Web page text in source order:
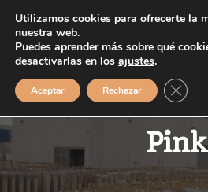
contenido
Pink
Utilizamos cookies para ofrecerte la
nuestra web.
Puedes aprender más sobre qué
desactivarlas en los ajustes.
Aceptar Rechazar Cerrar